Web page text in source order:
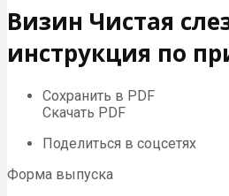
Визин Чистая
инструкция по
Сохранить в PDF
Скачать PDF
Поделиться в соцсетях
Форма выпуска